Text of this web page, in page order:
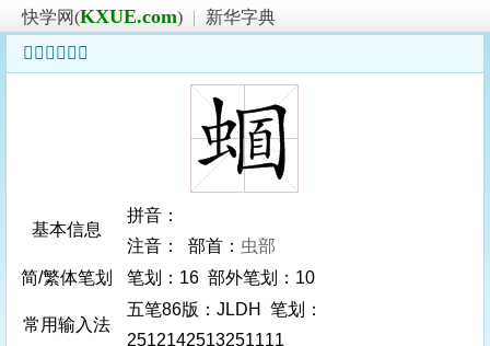
快学网(KXUE.com) |
新华字典
𧏈字基本信息
基本信息
拼音：
注音： 部首： 虫部
简/繁体笔划
笔划：16 部外笔划：10
常用输入法
五笔86版：JLDH 笔划：
2512142513251111